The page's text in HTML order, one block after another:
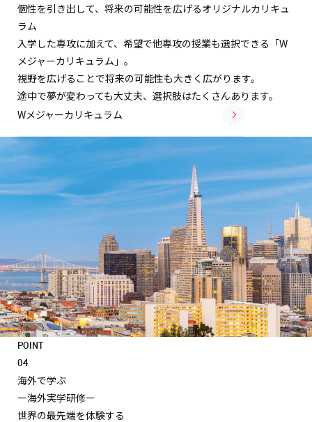
個性を引き出して、 将来の可能性を広げるオリジナルカリキュ
ラム
入学した専攻に加えて、希望で他専攻の授業も選択できる「W
メジャーカリキュラム」。
視野を広げることで将来の可能性も大きく広がります。
途中で夢が変わっても大丈夫、選択肢はたくさんあります。
Wメジャーカリキュラム
POINT
04
海外で学ぶ
ー海外実学研修ー
世界の最先端を体験する